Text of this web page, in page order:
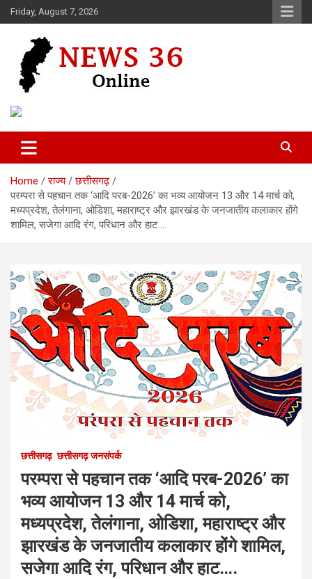
Skip
to
Friday, August 7, 2026
News 36
Home राज्य
छत्तीसगढ़
परम्परा से पहचान तक ‘आदि परब-2026’ का भव्य आयोजन 13 और 14 मार्च को,
मध्यप्रदेश, तेलंगाना, ओडिशा, महाराष्ट्र और झारखंड के जनजातीय कलाकार होंगे
शामिल, सजेगा आदि रंग, परिधान और हाट….
छत्तीसगढ़ छत्तीसगढ़ जनसंपर्क
परम्परा से पहचान तक ‘आदि परब-2026’ का
भव्य आयोजन 13 और 14 मार्च को,
मध्यप्रदेश, तेलंगाना, ओडिशा, महाराष्ट्र और
झारखंड के जनजातीय कलाकार होंगे शामिल,
सजेगा आदि रंग, परिधान और हाट….